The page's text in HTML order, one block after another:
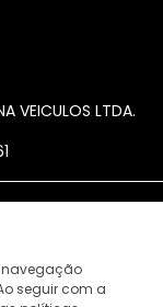
VEICULOS LTDA.
navegação
seguir com a